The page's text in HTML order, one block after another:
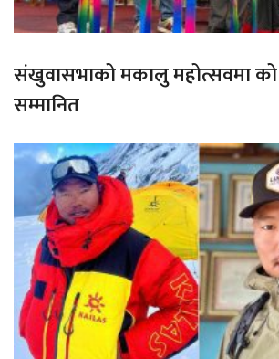
संखुवासभाको मकालु महोत्सवमा
सम्मानित